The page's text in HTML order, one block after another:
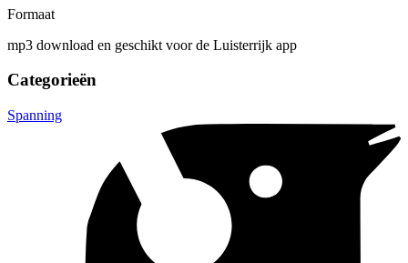
Formaat
mp3 download en geschikt voor de Luisterrijk app
Categorieën
Spanning